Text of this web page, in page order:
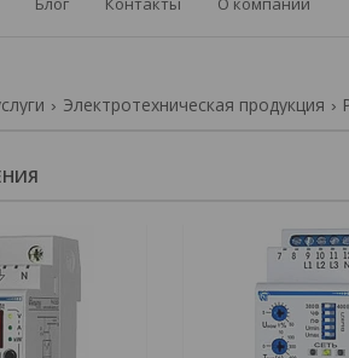
Электротехническая продукция